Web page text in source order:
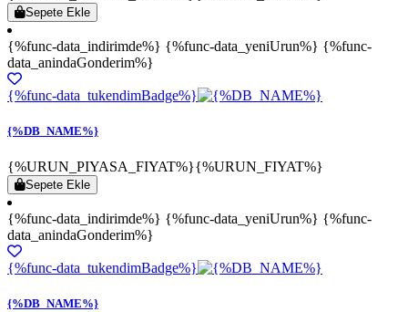
Sepete Ekle
{%func-data_indirimde%} {%func-data_yeniUrun%} {%func-
data_anindaGonderim%}
{%func-data_tukendimBadge%}
{%DB_NAME%}
{%URUN_PIYASA_FIYAT%}{%URUN_FIYAT%}
Sepete Ekle
{%func-data_indirimde%} {%func-data_yeniUrun%} {%func-
data_anindaGonderim%}
{%func-data_tukendimBadge%}
{%DB_NAME%}